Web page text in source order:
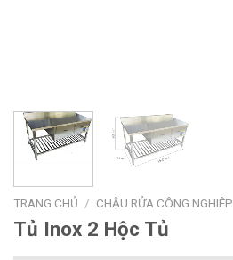
TRANG CHỦ / CHẬU RỬA CÔNG NGHIÊP
Tủ Inox 2 Hộc Tủ